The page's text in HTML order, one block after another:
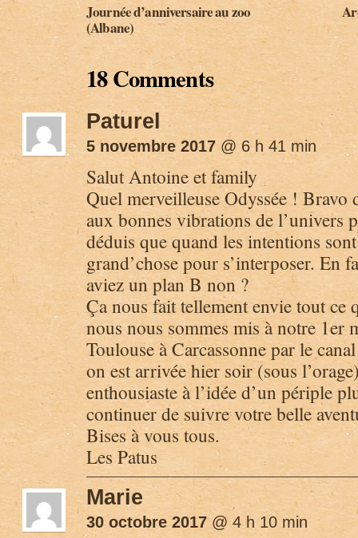
Journée d’anniversaire au zoo
(Albane)
18 Comments
Paturel
5 novembre 2017 @ 6 h 41 min
Salut Antoine et family
Quel merveilleuse Odyssée ! Bravo
aux bonnes vibrations de l’univers
déduis que quand les intentions
grand’chose pour s’interposer. En
aviez un plan B non ?
Ça nous fait tellement envie tout ce
nous nous sommes mis à notre 1er
Toulouse à Carcassonne par le
on est arrivée hier soir (sous
enthousiaste à l’idée d’un périple
continuer de suivre votre belle
Bises à vous tous.
Les Patus
Marie
30 octobre 2017@ 4 h 10 min